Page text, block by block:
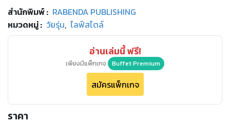
สำนักพิมพ์: RABENDA PUBLISHING
หมวดหมู่: วัยรุ่น, ไลฟ์สไตล์
อ่านเล่มนี้ ฟรี!
เพียงมีแพ็กเกจ Buffet Premium
สมัครแพ็กเกจ
ราคา